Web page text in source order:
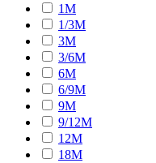
1M
1/3M
3M
3/6M
6M
6/9M
9M
9/12M
12M
18M